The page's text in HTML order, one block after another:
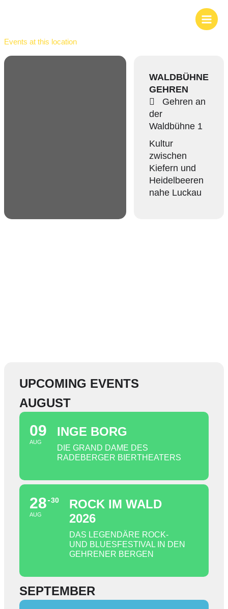
Events at this location
WALDBÜHNE
GEHREN
Gehren an
der
Waldbühne 1
Kultur
zwischen
Kiefern und
Heidelbeeren
nahe Luckau
UPCOMING EVENTS
AUGUST
09
AUG
INGE BORG
DIE GRAND DAME DES
RADEBERGER BIERTHEATERS
28
AUG
30
ROCK IM WALD
2026
DAS LEGENDÄRE ROCK-
UND BLUESFESTIVAL IN DEN
GEHRENER BERGEN
SEPTEMBER